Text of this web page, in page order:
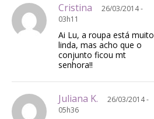
Cristina
26/03/2014 -
03h11
Ai Lu, a roupa está muito
linda, mas acho que o
conjunto ficou mt
senhora!!
Juliana K.
26/03/2014 -
05h36